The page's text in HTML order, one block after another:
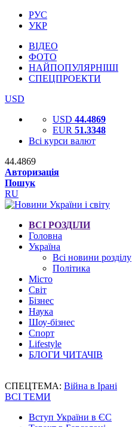
РУС
УКР
ВІДЕО
ФОТО
НАЙПОПУЛЯРНІШІ
СПЕЦПРОЕКТИ
USD
USD 44.4869
EUR 51.3348
Всі курси валют
44.4869
Авторизація
Пошук
RU
ВСІ РОЗДІЛИ
Головна
Україна
Всі новини розділу
Політика
Місто
Світ
Бізнес
Наука
Шоу-бізнес
Спорт
Lifestyle
БЛОГИ ЧИТАЧІВ
СПЕЦТЕМА: Війна в Ірані
ВСІ ТЕМИ
Вступ України в ЄС